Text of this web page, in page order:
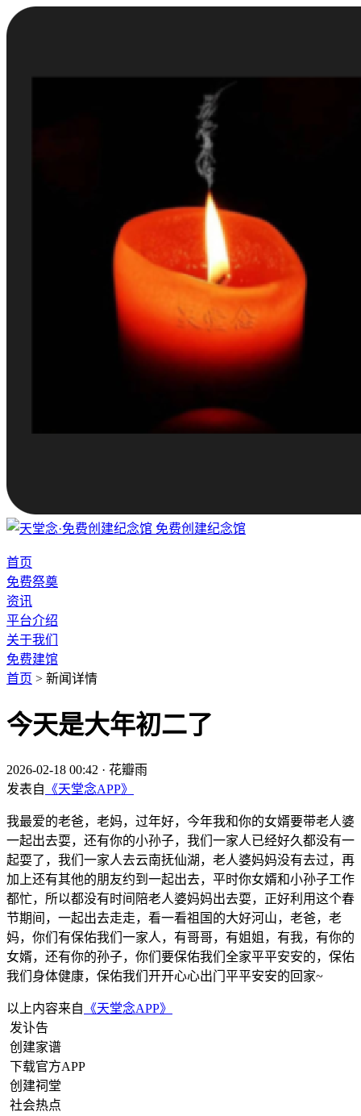
免费创建纪念馆
首页
免费祭奠
资讯
平台介绍
关于我们
免费建馆
首页 > 新闻详情
今天是大年初二了
2026-02-18 00:42 · 花瓣雨
发表自 《天堂念APP》
我最爱的老爸，老妈，过年好，今年我和你的女婿要带老人婆
一起出去耍，还有你的小孙子，我们一家人已经好久都没有一
起耍了，我们一家人去云南抚仙湖，老人婆妈妈没有去过，再
加上还有其他的朋友约到一起出去，平时你女婿和小孙子工作
都忙，所以都没有时间陪老人婆妈妈出去耍，正好利用这个春
节期间，一起出去走走，看一看祖国的大好河山，老爸，老
妈，你们有保佑我们一家人，有哥哥，有姐姐，有我，有你的
女婿，还有你的孙子，你们要保佑我们全家平平安安的，保佑
我们身体健康，保佑我们开开心心出门平平安安的回家~
以上内容来自 《天堂念APP》
发讣告
创建家谱
下载官方APP
创建祠堂
社会热点